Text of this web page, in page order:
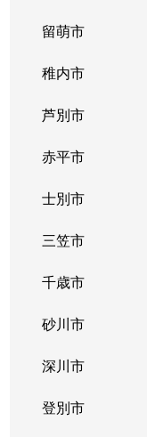
留萌市
稚内市
芦別市
赤平市
士別市
三笠市
千歳市
砂川市
深川市
登別市